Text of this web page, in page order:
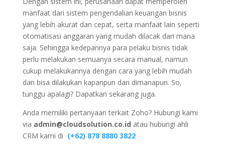
manfaat dari sistem pengendalian keuangan bisnis
yang lebih akurat dan cepat, serta manfaat lain seperti
otomatisasi anggaran yang mudah dilacak dari mana
saja. Sehingga kedepannya para pelaku bisnis tidak
perlu melakukan semuanya secara manual, namun
cukup melakukannya dengan cara yang lebih mudah
dan bisa dilakukan kapanpun dan dimanapun. So,
tunggu apalagi? Dapatkan sekarang juga.
Anda memiliki pertanyaan terkait Zoho? Hubungi kami
via admin@cloudsolution.co.id atau hubungi ahli
CRM kami di (+62) 878 8880 3822